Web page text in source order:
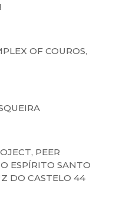
OF COUROS,
PEER
ESPÍRITO SANTO
DO CASTELO 44